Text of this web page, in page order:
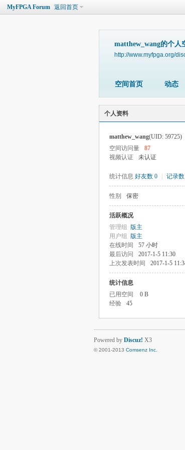
MyFPGA Forum 返回首页
matthew_wang的个人
http://www.myfpga.org/
空间首页 动态
个人资料
matthew_wang(UID: 59725)
空间访问量
87
视频认证
未认证
统计信息 好友数 0 记录
性别 保密
活跃概况
管理组 版主
用户组 版主
在线时间
57 小时
最后访问
2017-1-5 11:30
上次发表时间
2017-1-5
统计信息
已用空间
0 B
经验
45
Powered by Discuz! X3
© 2001-2013 Comsenz Inc.